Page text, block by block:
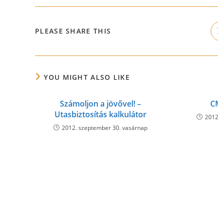
PLEASE SHARE THIS
YOU MIGHT ALSO LIKE
Számoljon a jövővel! –
Utasbiztosítás kalkulátor
2012. szeptember 30. vasárnap